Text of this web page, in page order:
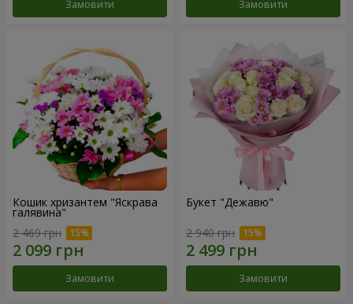
Замовити Замовити
Кошик хризантем "Яскрава
галявина"
2 469 грн
Замовити
Букет "Дежавю"
2 940 грн
Замовити